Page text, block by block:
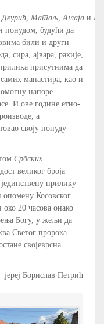
Деурић Матаљ Аглаја и
понудом, будући да
били и други
сира, ајвара, ракије,
присутнима да
манастира, као и
напоре
И ове године етно-
а
своју понуду
Србских
великог броја
прилику
опомену Косовског
око 20 часова онако
Богу, у жељи да
Светог пророка
својеврсна
јереј Борислав Петрић